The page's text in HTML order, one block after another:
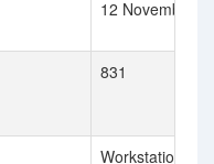
12 November
831
Workstation